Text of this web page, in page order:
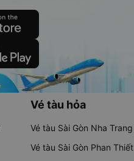
Vé tàu hỏa
Vé tàu Sài Gòn Nha Trang
Vé tàu Sài Gòn Phan Thiết